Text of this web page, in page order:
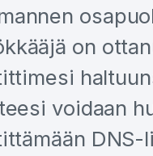
on
voidaan
DNS-